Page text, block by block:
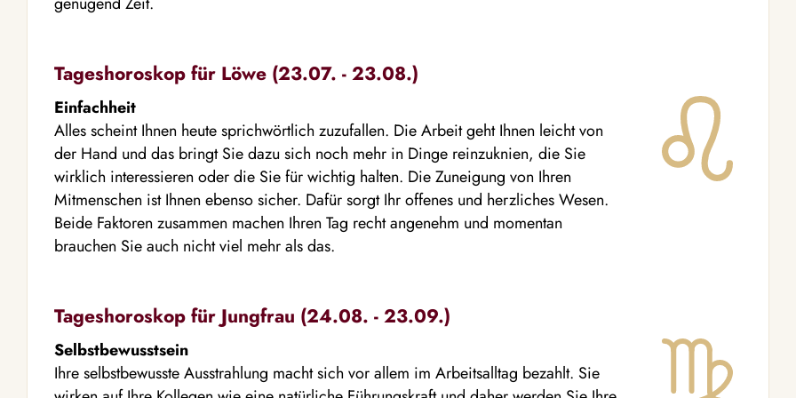
Tageshoroskop für Löwe (23.07. - 23.08.)
Einfachheit
Alles scheint Ihnen heute sprichwörtlich zuzufallen. Die Arbeit geht Ihnen leicht von
der Hand und das bringt Sie dazu sich noch mehr in Dinge reinzuknien, die Sie
wirklich interessieren oder die Sie für wichtig halten. Die Zuneigung von Ihren
Mitmenschen ist Ihnen ebenso sicher. Dafür sorgt Ihr offenes und herzliches Wesen.
Beide Faktoren zusammen machen Ihren Tag recht angenehm und momentan
brauchen Sie auch nicht viel mehr als das.
Tageshoroskop für Jungfrau (24.08. - 23.09.)
Selbstbewusstsein
Ihre selbstbewusste Ausstrahlung macht sich vor allem im Arbeitsalltag bezahlt. Sie